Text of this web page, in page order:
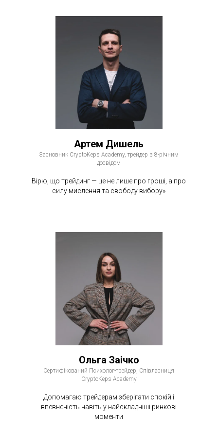
Артем Дишель
Засновник CryptoKeps Academy, трейдер з 8-річним
досвідом
Вірю, що трейдинг — це не лише про гроші, а про
силу мислення та свободу вибору»
Ольга Заічко
Сертифікований Психолог-трейдер, Співласниця
CryptoKeps Academy
Допомагаю трейдерам зберігати спокій і
впевненість навіть у найскладніші ринкові
моменти